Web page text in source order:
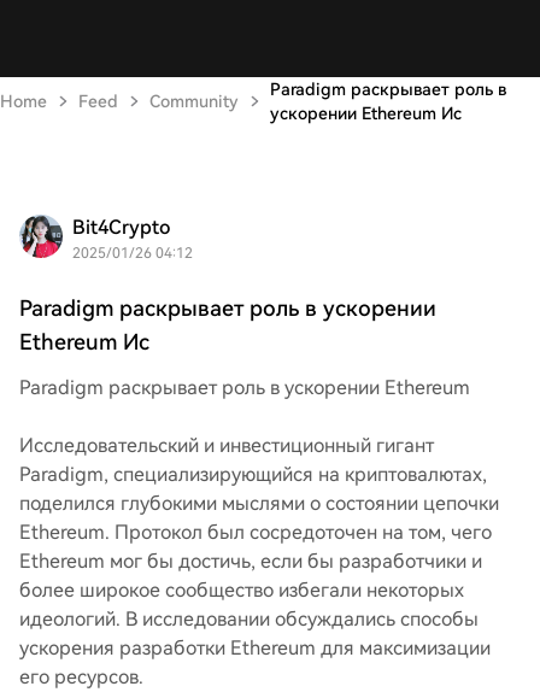
Home Feed Community
Paradigm раскрывает роль в
ускорении Ethereum Ис
Bit4Crypto
2025/01/26 04:12
Paradigm раскрывает роль в ускорении
Ethereum Ис
Paradigm раскрывает роль в ускорении Ethereum
Исследовательский и инвестиционный гигант
Paradigm, специализирующийся на криптовалютах,
поделился глубокими мыслями о состоянии цепочки
Ethereum. Протокол был сосредоточен на том, чего
Ethereum мог бы достичь, если бы разработчики и
более широкое сообщество избегали некоторых
идеологий. В исследовании обсуждались способы
ускорения разработки Ethereum для максимизации
его ресурсов.